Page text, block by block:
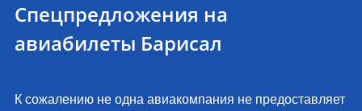
Спецпредложения на
авиабилеты Барисал
К сожалению не одна авиакомпания не предоставляет